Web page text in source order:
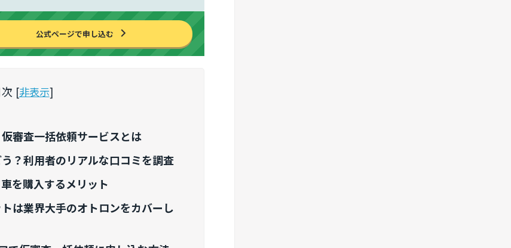
公式ページで申し込む
[非表示]
審査一括依頼サービスとは
？利用者のリアルな口コミを調査
を購入するメリット
は業界大手のオトロンをカバーし